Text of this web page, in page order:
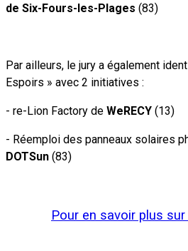
de Six-Fours-les-Plages (83)
Par ailleurs, le jury a également
Espoirs » avec 2 initiatives :
- re-Lion Factory de WeRECY (13)
- Réemploi des panneaux solaires
DOTSun (83)
Pour en savoir plus